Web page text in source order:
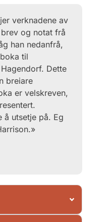
verknadene av
og notat frå
han nedanfrå,
til
Dette
breiare
er velskreven,
å utsetje på. Eg